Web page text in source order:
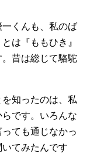
くんも、私のば
は『ももひき』
昔は総じて駱駝
を知ったのは、私
です。いろんな
ても通じなかっ
てみたんです